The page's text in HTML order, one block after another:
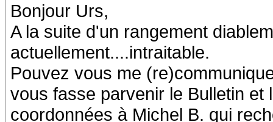
Bonjour Urs,
A la suite d'un rangement
actuellement....intraitable.
Pouvez vous me
vous fasse parvenir le Bulletin
coordonnées à Michel B. qui